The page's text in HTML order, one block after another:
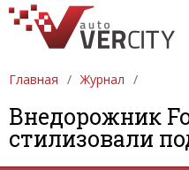
Главная Журнал
Внедорожник
стилизовали
РЕМОНТ / ДИАГНОСТИКА
ГАДЖЕТЫ.
СОВЕТЫ ПРИ ПОКУПКЕ